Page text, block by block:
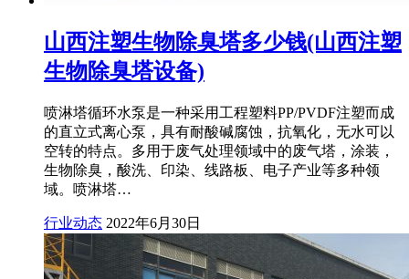
山西注塑生物除臭塔多少钱(山西注塑
生物除臭塔设备)
喷淋塔循环水泵是一种采用工程塑料PP/PVDF注塑而成
的直立式离心泵，具有耐酸碱腐蚀，抗氧化，无水可以
空转的特点。多用于废气处理领域中的废气塔，涂装，
生物除臭，酸洗、印染、线路板、电子产业等多种领
域。喷淋塔…
行业动态 2022年6月30日